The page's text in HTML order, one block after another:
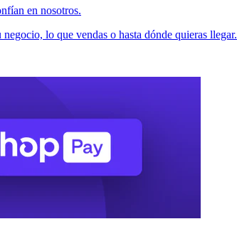
en nosotros.
lo que vendas o hasta dónde quieras llegar.